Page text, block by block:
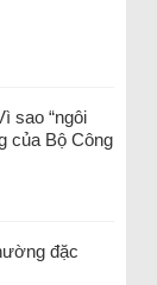
sao “ngôi
của Bộ Công
đặc